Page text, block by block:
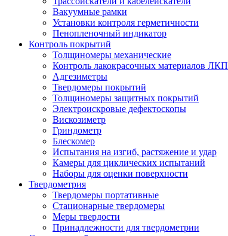
Вакуумные рамки
Установки контроля герметичности
Пенопленочный индикатор
Контроль покрытий
Толщиномеры механические
Контроль лакокрасочных материалов ЛКП
Адгезиметры
Твердомеры покрытий
Толщиномеры защитных покрытий
Электроискровые дефектоскопы
Вискозиметр
Гриндометр
Блескомер
Испытания на изгиб, растяжение и удар
Камеры для циклических испытаний
Наборы для оценки поверхности
Твердометрия
Твердомеры портативные
Стационарные твердомеры
Меры твердости
Принадлежности для твердометрии